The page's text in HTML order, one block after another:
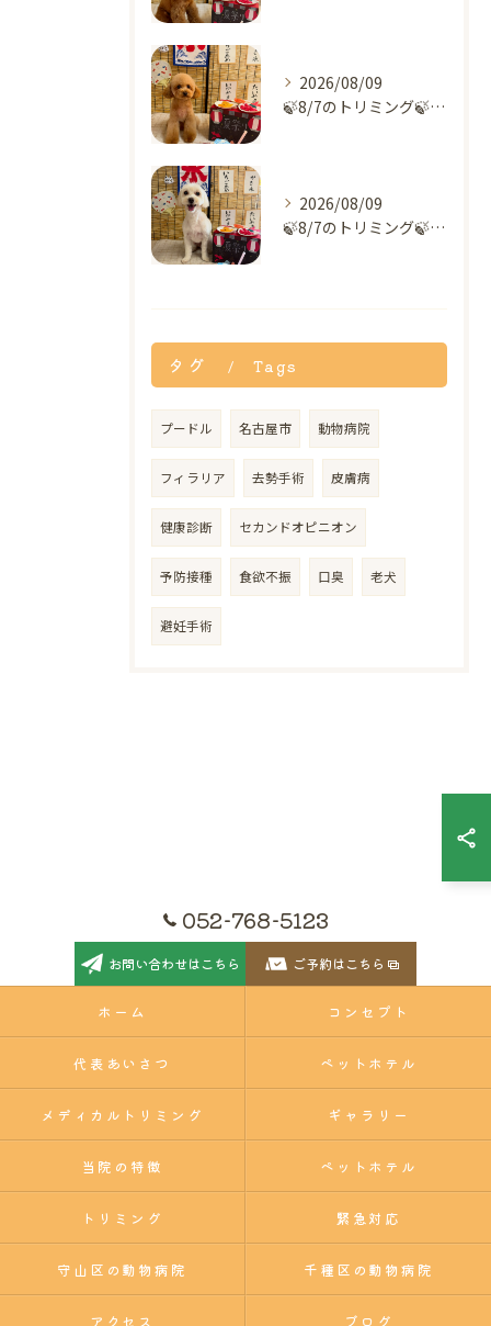
2026/08/09
🍃8/7のトリミング🍃プードル🐶｜名東区・千種区・守山区の動...
2026/08/09
🍃8/7のトリミング🍃ミックス犬🐶｜名東区・千種区・守山区の...
タグ Tags
プードル 名古屋市 動物病院
フィラリア 去勢手術 皮膚病
健康診断 セカンドオピニオン
予防接種 食欲不振 口臭 老犬
避妊手術
052-768-5123
お問い合わせはこちら ご予約はこちら
ホーム コンセプト
代表あいさつ ペットホテル
メディカルトリミング ギャラリー
当院の特徴 ペットホテル
トリミング 緊急対応
守山区の動物病院 千種区の動物病院
アクセス ブログ